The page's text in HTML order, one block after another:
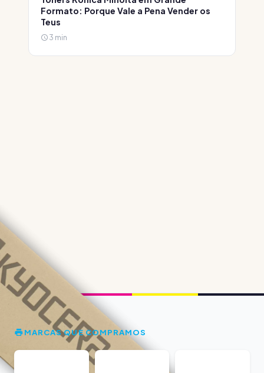
Formato: Porque Vale a Pena Vender os
Teus
3 min
MARCAS QUE COMPRAMOS